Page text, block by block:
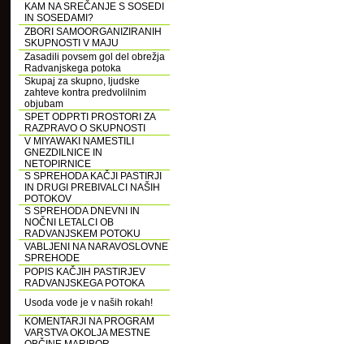
KAM NA SREČANJE S SOSEDI
IN SOSEDAMI?
ZBORI SAMOORGANIZIRANIH
SKUPNOSTI V MAJU
Zasadili povsem gol del obrežja
Radvanjskega potoka
Skupaj za skupno, ljudske
zahteve kontra predvolilnim
objubam
SPET ODPRTI PROSTORI ZA
RAZPRAVO O SKUPNOSTI
V MIYAWAKI NAMESTILI
GNEZDILNICE IN
NETOPIRNICE
S SPREHODA KAČJI PASTIRJI
IN DRUGI PREBIVALCI NAŠIH
POTOKOV
S SPREHODA DNEVNI IN
NOČNI LETALCI OB
RADVANJSKEM POTOKU
VABLJENI NA NARAVOSLOVNE
SPREHODE
POPIS KAČJIH PASTIRJEV
RADVANJSKEGA POTOKA
Usoda vode je v naših rokah!
KOMENTARJI NA PROGRAM
VARSTVA OKOLJA MESTNE